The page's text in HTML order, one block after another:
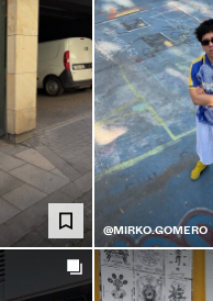
@MIRKO.GOMERO